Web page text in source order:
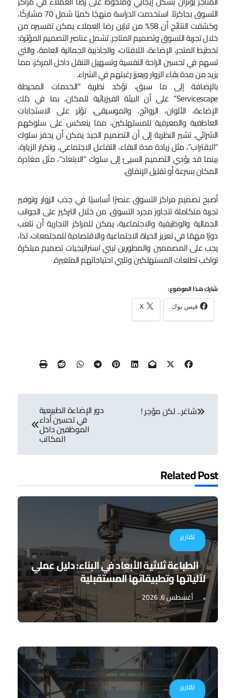
التسوق بجاكرتا. استخدمت الدراسة منهجًا كميًا شمل 70 مشاركًا،
وكشفت النتائج أن 58% من تباين رضا العملاء يمكن تفسيره من
خلال تجربة التسوق وتصميم المتاجر. تشمل عناصر التصميم المؤثرة:
تخطيط المتجر، الإضاءة، اللافتات، والجاذبية الجمالية العامة، والتي
تسهم في تحسين الراحة النفسية وتسهيل التنقل داخل المركز، مما
يزيد من مدة بقاء الزوار ويعزز رغبتهم في الشراء.
بالإضافة إلى ما سبق، تؤكد نظرية “الخدمات المحيطة
Servicescape” على أن البيئة الفيزيائية للمكان، بما في ذلك
الإضاءة، الألوان، الروائح، والموسيقى، تؤثر على الاستجابات
العاطفية والمعرفية للمستهلكين، مما ينعكس على سلوكهم
الشرائي. تشير النظرية إلى أن التصميم الجيد يمكن أن يحفز سلوك
“الاقتراب”، مثل زيادة مدة البقاء، التفاعل الاجتماعي، وتكرار الزيارة،
بينما قد يؤدي التصميم السيئ إلى سلوك “الابتعاد”، مثل مغادرة
المكان بسرعة أو تقليل الإنفاق.
أصبح تصميم مراكز التسوق عنصرًا أساسيًا في جذب الزوار وتوفير
تجربة متكاملة تتجاوز مجرد التسوق. من خلال التركيز على الجوانب
الجمالية والوظيفية والاجتماعية، يمكن للمراكز التجارية أن تلعب
دورًا مهمًا في تعزيز الحياة الاجتماعية والاقتصادية للمجتمعات. لذا،
يجب على المصممين والمطورين تبني استراتيجيات تصميم مبتكرة
تواكب تطلعات المستهلكين وتلبي احتياجاتهم المتغيرة.
شارك هذا الموضوع:
فيس بوك X
تصفّح
المقالات
شاغر.. لكن مؤجر ! دور الإضاءة الطبيعية
في تحسين أداء
الموظفين داخل
المكاتب
Related Post
تقارير
الطباعة ثلاثية الأبعاد في البناء: دليل عملي
لآلياتها وتطبيقاتها المستقبلية
أغسطس 6, 2026
تقارير